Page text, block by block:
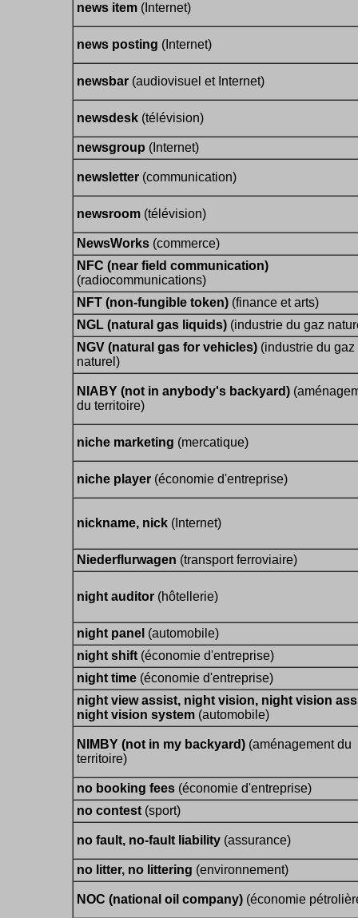
news item (Internet)
news posting (Internet)
newsbar (audiovisuel et Internet)
newsdesk (télévision)
newsgroup (Internet)
newsletter (communication)
newsroom (télévision)
NewsWorks (commerce)
NFC (near field communication)
(radiocommunications)
NFT (non-fungible token) (finance et arts)
NGL (natural gas liquids) (industrie du gaz
NGV (natural gas for vehicles) (industrie du gaz
naturel)
NIABY (not in anybody's backyard)
du territoire)
niche marketing (mercatique)
niche player (économie d'entreprise)
nickname, nick (Internet)
Niederflurwagen (transport ferroviaire)
night auditor (hôtellerie)
night panel (automobile)
night shift (économie d'entreprise)
night time (économie d'entreprise)
night view assist, night vision, night vision
night vision system (automobile)
NIMBY (not in my backyard) (aménagement du
territoire)
no booking fees (économie d'entreprise)
no contest (sport)
no fault, no-fault liability (assurance)
no litter, no littering (environnement)
NOC (national oil company) (économie